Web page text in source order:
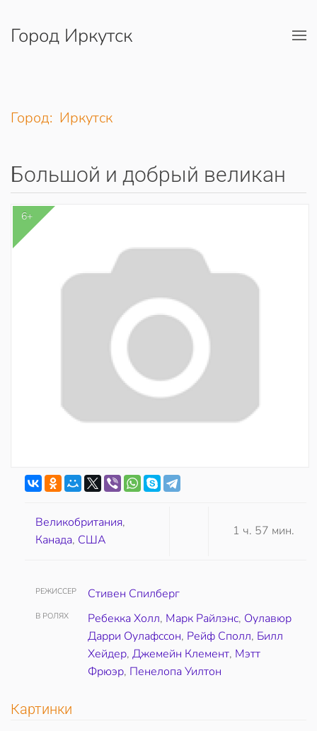
Перейти к содержимому
Город Иркутск
Город: Иркутск
Большой и добрый великан
6+
Великобритания,
Канада, США
1 ч. 57 мин.
РЕЖИССЕР Стивен Спилберг
В РОЛЯХ Ребекка Холл, Марк Райлэнс, Оулавюр
Дарри Оулафссон, Рейф Сполл, Билл
Хейдер, Джемейн Клемент, Мэтт
Фрюэр, Пенелопа Уилтон
Картинки